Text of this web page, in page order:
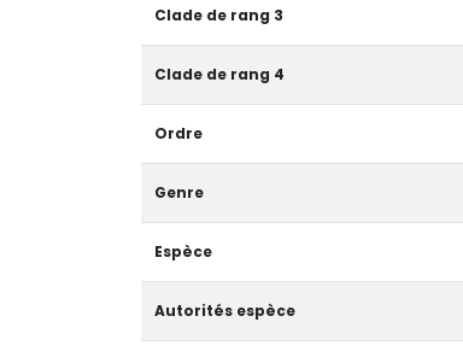
Clade de rang 3
Clade de rang 4
Ordre
Genre
Espèce
Autorités espèce